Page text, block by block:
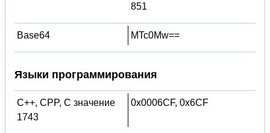
851
Base64 MTc0Mw==
Языки программирования
C++, CPP, C значение
1743
0x0006CF, 0x6CF